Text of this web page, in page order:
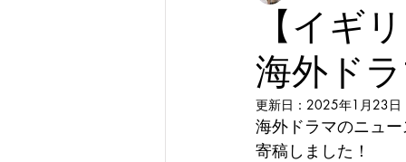
【イギ
海外ド
更新日： 2025年1月23日
海外ドラマのニュ
寄稿しました！